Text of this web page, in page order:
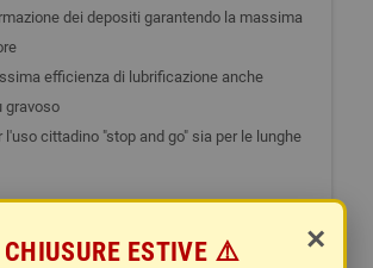
dei depositi garantendo la massima
efficienza di lubrificazione anche
gravoso
l'uso cittadino "stop and go" sia per le lunghe
Gratuita da €50 ×
ESTIVE ⚠️